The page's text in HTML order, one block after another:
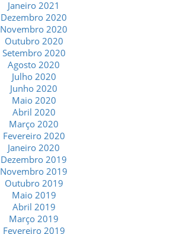
Janeiro 2021
Dezembro 2020
Novembro 2020
Outubro 2020
Setembro 2020
Agosto 2020
Julho 2020
Junho 2020
Maio 2020
Abril 2020
Março 2020
Fevereiro 2020
Janeiro 2020
Dezembro 2019
Novembro 2019
Outubro 2019
Maio 2019
Abril 2019
Março 2019
Fevereiro 2019